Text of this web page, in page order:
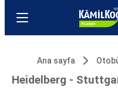
Ana sayfa
Heidelberg -